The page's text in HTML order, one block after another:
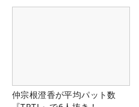
仲宗根澄香が平均パット数